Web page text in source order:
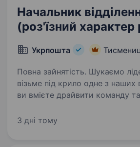
Начальник
(роз'їзний характер
Укрпошта
Повна зайнятість. Шукаємо лідера, який
візьме під крило одне з наших
ви вмієте драйвити команду
на вас. Ваша роль у команді: Керувати
3 дні тому